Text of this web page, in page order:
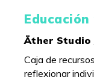
Äther Studio
Caja de
reflexionar